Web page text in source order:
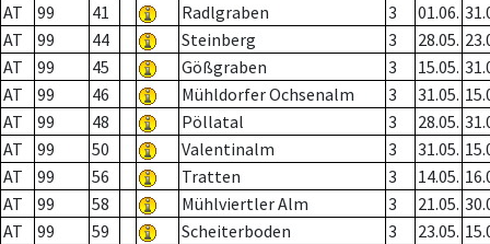
AT
99 41 Radlgraben 3 01.06.
AT
99 44 Steinberg 3 28.05.
AT
99 45 Gößgraben 3 15.05.
AT
99 46 Mühldorfer Ochsenalm 3 31.05.
AT
99 48 Pöllatal 3 28.05.
AT
99 50 Valentinalm 3 31.05.
AT
99 56 Tratten 3 14.05.
AT
99 58 Mühlviertler Alm 3 21.05.
AT
99 59 Scheiterboden 3 23.05.